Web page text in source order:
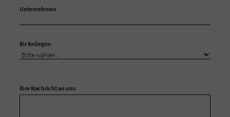
Unternehmen
Ihr Anliegen
Ihre Nachricht an uns